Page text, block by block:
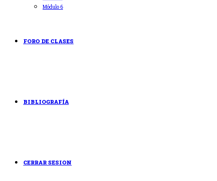
Módulo 6
FORO DE CLASES
BIBLIOGRAFÍA
CERRAR SESION